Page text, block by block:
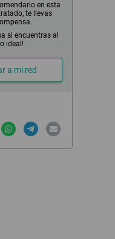
en esta
te llevas
si encuentras al
ideal!
a mi red